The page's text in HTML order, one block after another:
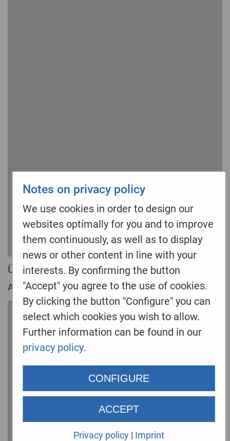
Übungsleiterin
Alexandra Moser
Notes on privacy policy
We use cookies in order to design our
websites optimally for you and to improve
them continuously, as well as to display
news or other content in line with your
interests. By confirming the button
"Accept" you agree to the use of cookies.
By clicking the button "Configure" you can
select which cookies you wish to allow.
Further information can be found in our
privacy policy.
CONFIGURE
ACCEPT
Privacy policy | Imprint